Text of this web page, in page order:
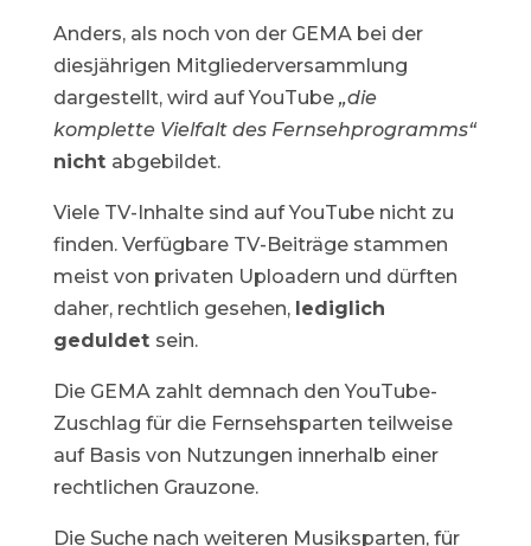
Anders, als noch von der GEMA bei der
diesjährigen Mitgliederversammlung
dargestellt, wird auf YouTube „die
komplette Vielfalt des Fernsehprogramms“
nicht abgebildet.
Viele TV-Inhalte sind auf YouTube nicht zu
finden. Verfügbare TV-Beiträge stammen
meist von privaten Uploadern und dürften
daher, rechtlich gesehen, lediglich
geduldet sein.
Die GEMA zahlt demnach den YouTube-
Zuschlag für die Fernsehsparten teilweise
auf Basis von Nutzungen innerhalb einer
rechtlichen Grauzone.
Die Suche nach weiteren Musiksparten, für